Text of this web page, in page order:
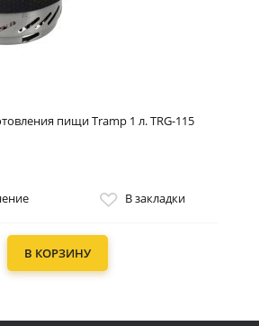
пищи Tramp 1 л. TRG-115
В закладки
В КОРЗИНУ